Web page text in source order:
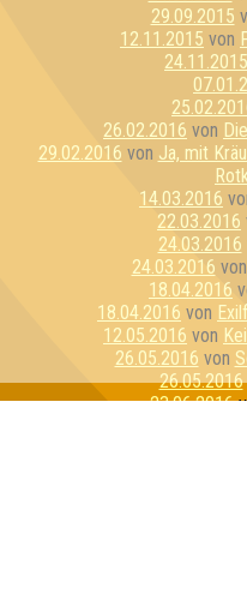
29.09.2015
12.11.2015 von
24.11.2015
26.02.2016 von
29.02.2016 von Ja, mit
14.03.2016
22.03.2016
24.03.2016
24.03.2016 von
18.04.2016
18.04.2016 von
12.05.2016 von
26.05.2016 von
26.05.2016
23.06.2016